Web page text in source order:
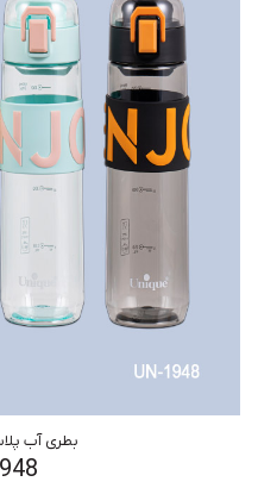
بطری آب